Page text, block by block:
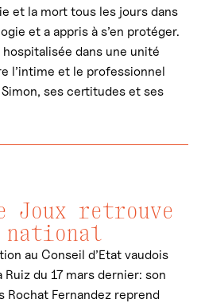
et la mort tous les jours dans
et a appris à s’en protéger.
dans une unité
l’intime et le professionnel
ses certitudes et ses
Joux retrouve
national
au Conseil d’Etat vaudois
du 17 mars dernier: son
Rochat Fernandez reprend